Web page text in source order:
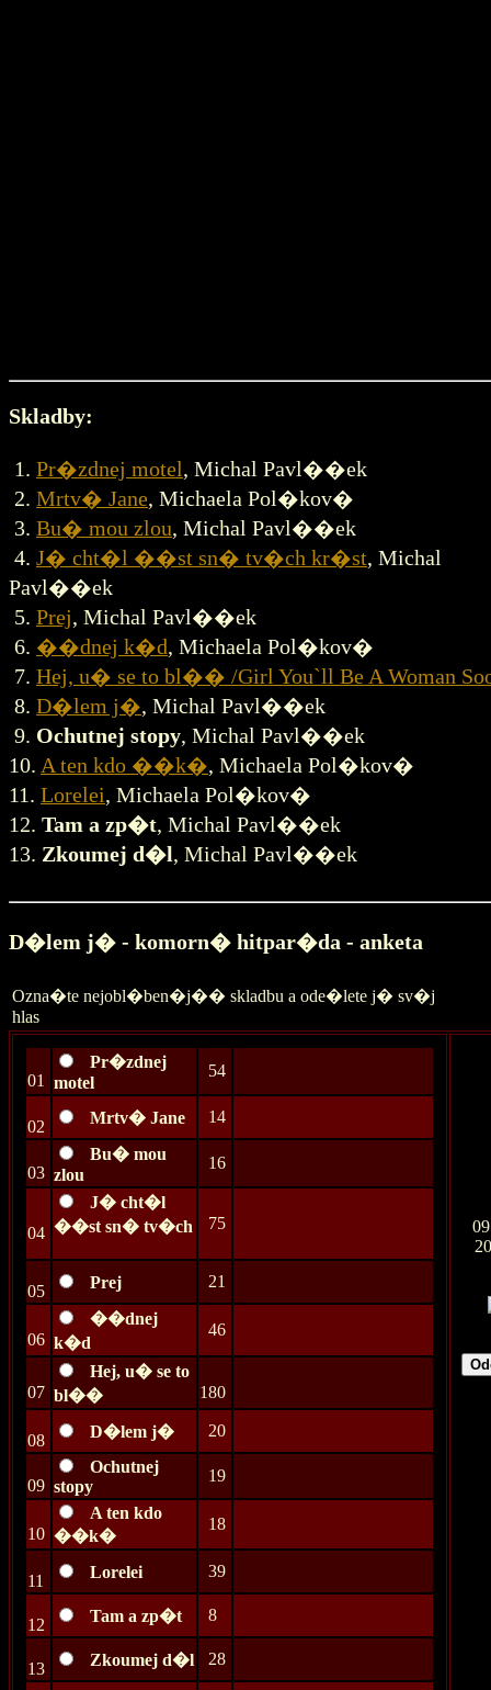
Skladby:
1. Pr�zdnej motel , Michal Pavl��ek
2. Mrtv� Jane, Michaela Pol�kov�
3. Bu� mou zlou, Michal Pavl��ek
4. J� cht�l ��st sn� tv�ch kr�st, Michal
Pavl��ek
5. Prej, Michal Pavl��ek
6. ��dnej k�d, Michaela Pol�kov�
7. Hej, u� se to bl�� /Girl You`ll Be A Woman
8. D�lem j�, Michal Pavl��ek
9. Ochutnej stopy, Michal Pavl��ek
10. A ten kdo ��k�, Michaela Pol�kov�
11. Lorelei, Michaela Pol�kov�
12. Tam a zp�t, Michal Pavl��ek
13. Zkoumej d�l , Michal Pavl��ek
D�lem j� - komorn� hitpar�da - anketa
Ozna�te nejobl�ben�j�� skladbu a ode�lete j� sv�j
hlas
01
Pr�zdnej
motel
54
02 Mrtv� Jane 14
03
Bu� mou
zlou
16
04
J� cht�l
��st sn� tv�ch
75
05 Prej 21
06
��dnej
k�d
46
07
Hej, u� se to
bl��
180
08 D�lem j� 20
09
Ochutnej
stopy
19
10
A ten kdo
��k�
18
11 Lorelei 39
12 Tam a zp�t 8
13 Zkoumej d�l 28